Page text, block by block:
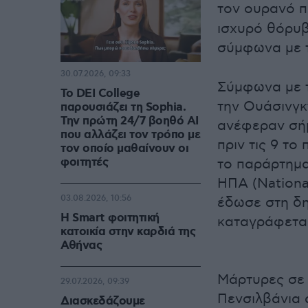
τον ουρανό
ισχυρό
σύμφωνα με
Σύμφωνα με
την
ανέφεραν
πριν τις 9
το
ΗΠΑ
έδωσε στη
Μάρτυρες σε
Το DEI College
παρουσιάζει τη Sophia.
Την πρώτη 24/7 βοηθό AI
που αλλάζει τον τρόπο με
τον οποίο μαθαίνουν οι
φοιτητές
30.07.2026, 09:33
Η Smart φοιτητική
κατοικία στην καρδιά της
Αθήνας
03.08.2026, 10:56
Διασκεδάζουμε
29.07.2026, 09:39